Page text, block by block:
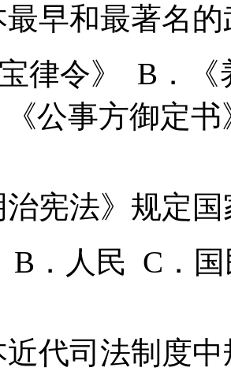
最早和最著名
律令》 B．
《公事方御定书
治宪法》规定
B．人民 C．
近代司法制度